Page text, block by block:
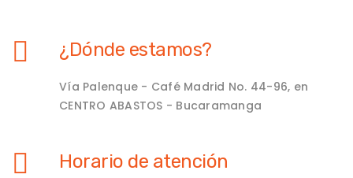
¿Dónde estamos?
Vía Palenque - Café Madrid No. 44-96, en
CENTRO ABASTOS - Bucaramanga
Horario de atención